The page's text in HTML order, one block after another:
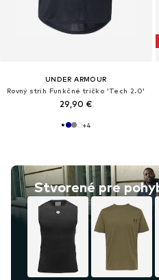
UNDER ARMOUR
Rovný strih Funkčné tričko 'Tech 2.0'
29,90 €
+4
Stvorené pre